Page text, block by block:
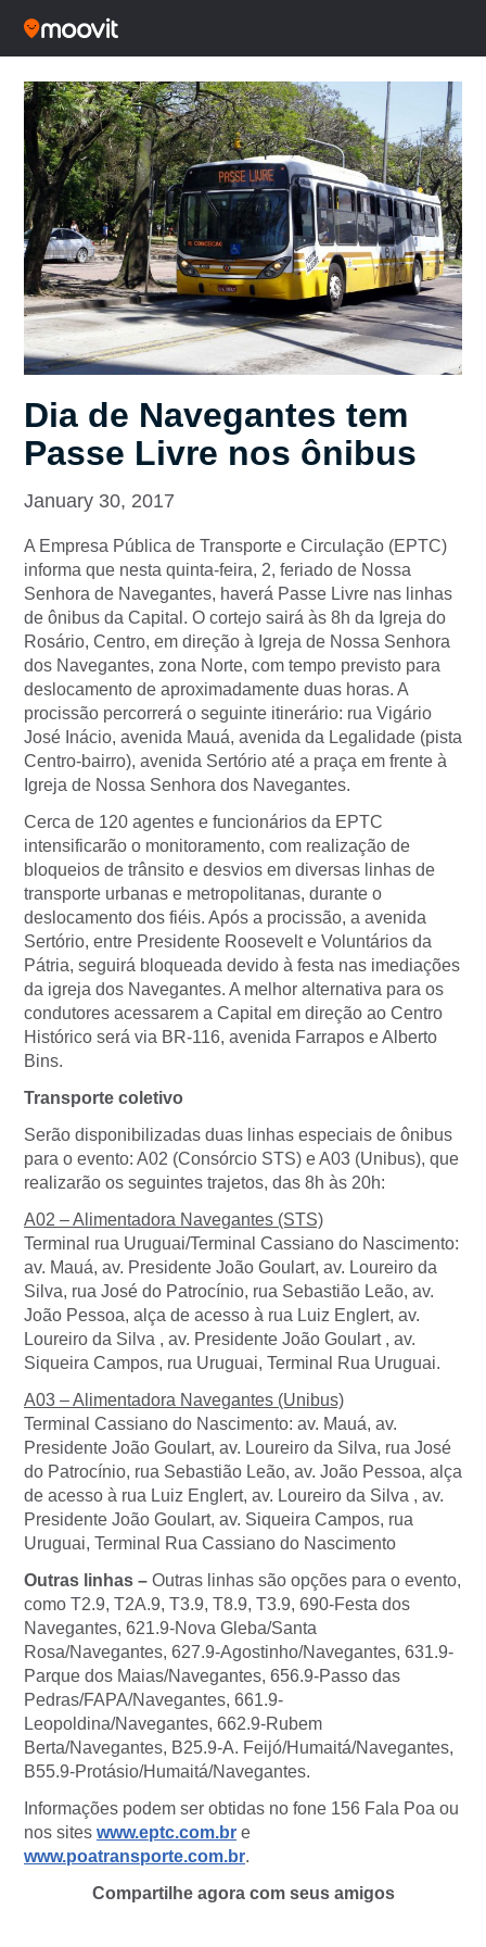
Dia de Navegantes tem
Passe Livre nos ônibus
January 30, 2017
A Empresa Pública de Transporte e Circulação (EPTC)
informa que nesta quinta-feira, 2, feriado de Nossa
Senhora de Navegantes, haverá Passe Livre nas linhas
de ônibus da Capital. O cortejo sairá às 8h da Igreja do
Rosário, Centro, em direção à Igreja de Nossa Senhora
dos Navegantes, zona Norte, com tempo previsto para
deslocamento de aproximadamente duas horas. A
procissão percorrerá o seguinte itinerário: rua Vigário
José Inácio, avenida Mauá, avenida da Legalidade (pista
Centro-bairro), avenida Sertório até a praça em frente à
Igreja de Nossa Senhora dos Navegantes.
Cerca de 120 agentes e funcionários da EPTC
intensificarão o monitoramento, com realização de
bloqueios de trânsito e desvios em diversas linhas de
transporte urbanas e metropolitanas, durante o
deslocamento dos fiéis. Após a procissão, a avenida
Sertório, entre Presidente Roosevelt e Voluntários da
Pátria, seguirá bloqueada devido à festa nas imediações
da igreja dos Navegantes. A melhor alternativa para os
condutores acessarem a Capital em direção ao Centro
Histórico será via BR-116, avenida Farrapos e Alberto
Bins.
Transporte coletivo
Serão disponibilizadas duas linhas especiais de ônibus
para o evento: A02 (Consórcio STS) e A03 (Unibus), que
realizarão os seguintes trajetos, das 8h às 20h:
A02 – Alimentadora Navegantes (STS)
Terminal rua Uruguai/Terminal Cassiano do Nascimento:
av. Mauá, av. Presidente João Goulart, av. Loureiro da
Silva, rua José do Patrocínio, rua Sebastião Leão, av.
João Pessoa, alça de acesso à rua Luiz Englert, av.
Loureiro da Silva , av. Presidente João Goulart , av.
Siqueira Campos, rua Uruguai, Terminal Rua Uruguai.
A03 – Alimentadora Navegantes (Unibus)
Terminal Cassiano do Nascimento: av. Mauá, av.
Presidente João Goulart, av. Loureiro da Silva, rua José
do Patrocínio, rua Sebastião Leão, av. João Pessoa, alça
de acesso à rua Luiz Englert, av. Loureiro da Silva , av.
Presidente João Goulart, av. Siqueira Campos, rua
Uruguai, Terminal Rua Cassiano do Nascimento
Outras linhas – Outras linhas são opções para o evento,
como T2.9, T2A.9, T3.9, T8.9, T3.9, 690-Festa dos
Navegantes, 621.9-Nova Gleba/Santa
Rosa/Navegantes, 627.9-Agostinho/Navegantes, 631.9-
Parque dos Maias/Navegantes, 656.9-Passo das
Pedras/FAPA/Navegantes, 661.9-
Leopoldina/Navegantes, 662.9-Rubem
Berta/Navegantes, B25.9-A. Feijó/Humaitá/Navegantes,
B55.9-Protásio/Humaitá/Navegantes.
Informações podem ser obtidas no fone 156 Fala Poa ou
nos sites www.eptc.com.br e
www.poatransporte.com.br.
Compartilhe agora com seus amigos